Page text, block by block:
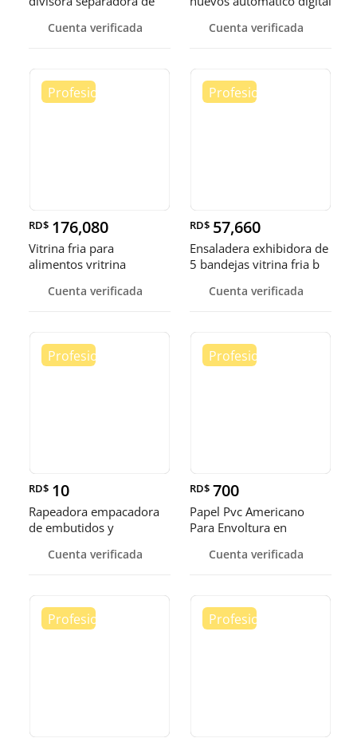
Cuenta verificada Cuenta verificada
RD$ 176,080
Vitrina fria para
alimentos vritrina
Cuenta verificada
RD$ 57,660
Ensaladera exhibidora de
5 bandejas vitrina fria b
Cuenta verificada
RD$ 10
Rapeadora empacadora
de embutidos y
Cuenta verificada
RD$ 700
Papel Pvc Americano
Para Envoltura en
pulgadas
Cuenta verificada